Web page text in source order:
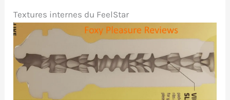
Textures internes du FeelStar